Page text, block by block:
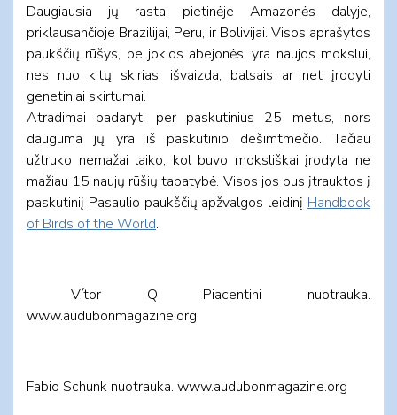
Daugiausia jų rasta pietinėje Amazonės dalyje,
priklausančioje Brazilijai, Peru, ir Bolivijai. Visos aprašytos
paukščių rūšys, be jokios abejonės, yra naujos mokslui,
nes nuo kitų skiriasi išvaizda, balsais ar net įrodyti
genetiniai skirtumai.
Atradimai padaryti per paskutinius 25 metus, nors
dauguma jų yra iš paskutinio dešimtmečio. Tačiau
užtruko nemažai laiko, kol buvo moksliškai įrodyta ne
mažiau 15 naujų rūšių tapatybė. Visos jos bus įtrauktos į
paskutiniį Pasaulio paukščių apžvalgos leidinį Handbook
of Birds of the World.
Vítor Q Piacentini nuotrauka.
www.audubonmagazine.org
Fabio Schunk nuotrauka. www.audubonmagazine.org